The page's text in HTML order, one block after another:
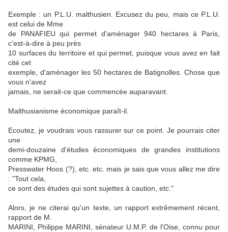
Exemple : un P.L.U. malthusien. Excusez du peu, mais ce P.L.U.
est celui de Mme
de PANAFIEU qui permet d'aménager 940 hectares à Paris,
c'est-à-dire à peu près
10 surfaces du territoire et qui permet, puisque vous avez en fait
cité cet
exemple, d'aménager les 50 hectares de Batignolles. Chose que
vous n'avez
jamais, ne serait-ce que commencée auparavant.
Malthusianisme économique paraît-il.
Ecoutez, je voudrais vous rassurer sur ce point. Je pourrais citer
une
demi-douzaine d'études économiques de grandes institutions
comme KPMG,
Presswater Hoos (?), etc. etc. mais je sais que vous allez me dire
: "Tout cela,
ce sont des études qui sont sujettes à caution, etc."
Alors, je ne citerai qu'un texte, un rapport extrêmement récent,
rapport de M.
MARINI, Philippe MARINI, sénateur U.M.P. de l'Oise, connu pour